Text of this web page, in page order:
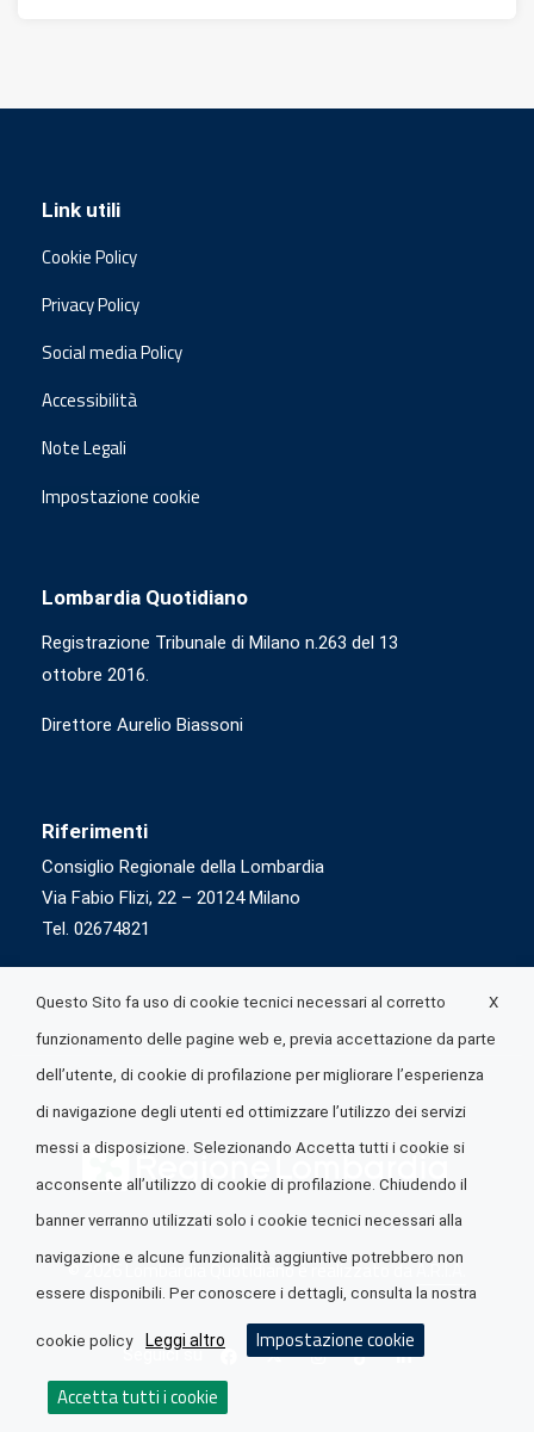
Link utili
Cookie Policy
Privacy Policy
Social media Policy
Accessibilità
Note Legali
Impostazione cookie
Lombardia Quotidiano
Registrazione Tribunale di Milano n.263 del 13
ottobre 2016.
Direttore Aurelio Biassoni
Riferimenti
Consiglio Regionale della Lombardia
Via Fabio Flizi, 22 – 20124 Milano
Tel. 02674821
© 2026 Lombardia Quotidiano è realizzato daA.R.I.A.
Seguici su
X
Questo Sito fa uso di cookie tecnici necessari al corretto
funzionamento delle pagine web e, previa accettazione da parte
dell’utente, di cookie di profilazione per migliorare l’esperienza
di navigazione degli utenti ed ottimizzare l’utilizzo dei servizi
messi a disposizione. Selezionando Accetta tutti i cookie si
acconsente all’utilizzo di cookie di profilazione. Chiudendo il
banner verranno utilizzati solo i cookie tecnici necessari alla
navigazione e alcune funzionalità aggiuntive potrebbero non
essere disponibili. Per conoscere i dettagli, consulta la nostra
cookie policy Leggi altro Impostazione cookie
Accetta tutti i cookie